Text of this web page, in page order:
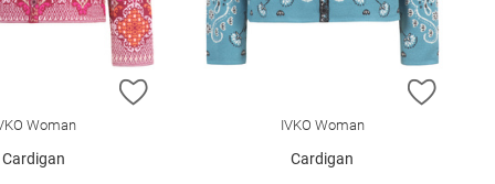
HINZUFÜGEN
Woman
Cardigan
ZUR
IVKO Woman
Cardigan